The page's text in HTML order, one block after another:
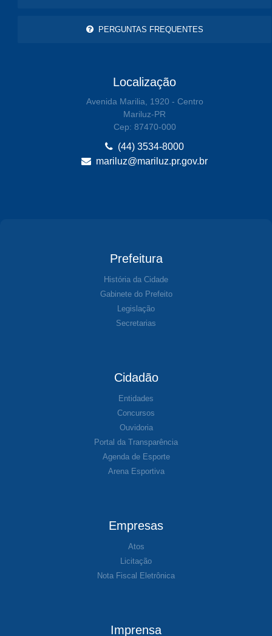
PERGUNTAS FREQUENTES
Localização
Avenida Marilia, 1920 - Centro
Mariluz-PR
Cep: 87470-000
(44) 3534-8000
mariluz@mariluz.pr.gov.br
Prefeitura
História da Cidade
Gabinete do Prefeito
Legislação
Secretarias
Cidadão
Entidades
Concursos
Ouvidoria
Portal da Transparência
Agenda de Esporte
Arena Esportiva
Empresas
Atos
Licitação
Nota Fiscal Eletrônica
Imprensa